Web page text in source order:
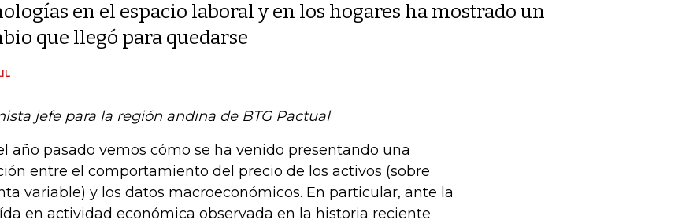
en el espacio laboral y en los hogares ha mostrado un
que llegó para quedarse
jefe para la región andina de BTG Pactual
año pasado vemos cómo se ha venido presentando una
entre el comportamiento del precio de los activos (sobre
variable) y los datos macroeconómicos. En particular, ante la
en actividad económica observada en la historia reciente